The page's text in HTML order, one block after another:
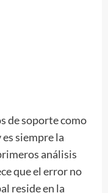
de soporte como
siempre la
análisis
que el error no
reside en la